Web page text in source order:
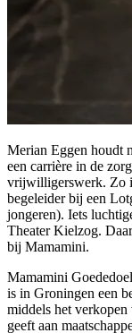
Merian Eggen houdt
een carrière in de
vrijwilligerswerk. Zo
begeleider bij een
jongeren). Iets
Theater Kielzog.
bij Mamamini.
Mamamini
is in Groningen een
middels het verkopen
geeft aan